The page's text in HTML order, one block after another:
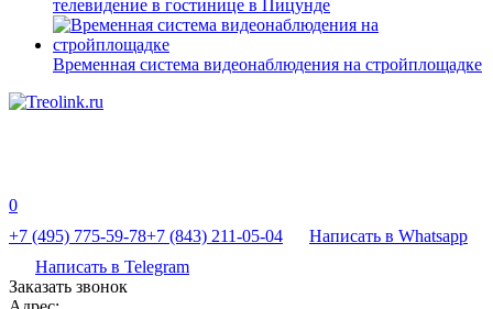
телевидение в гостинице в Пицунде
Временная система видеонаблюдения на стройплощадке
0
+7 (495) 775-59-78+7 (843) 211-05-04
Написать в Whatsapp
Написать в Telegram
Заказать звонок